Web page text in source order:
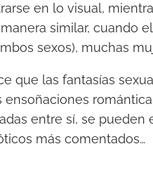
en lo visual,
similar, cuando
sexos), muchas
que las fantasías
ensoñaciones
entre sí, se
más comentados…